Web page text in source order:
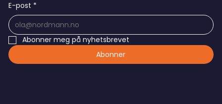
E-post *
Abonner meg på nyhetsbrevet
Abonner